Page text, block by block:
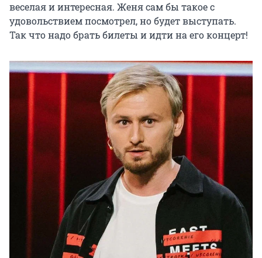
веселая и интересная. Женя сам бы такое с
удовольствием посмотрел, но будет выступать.
Так что надо брать билеты и идти на его концерт!